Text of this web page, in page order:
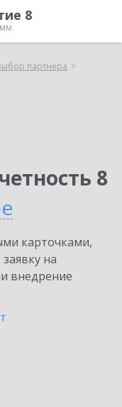
8
партнёра
8
карточками,
на
внедрение